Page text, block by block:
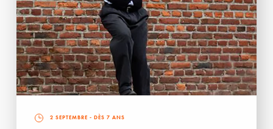
2 SEPTEMBRE - DÈS 7 ANS